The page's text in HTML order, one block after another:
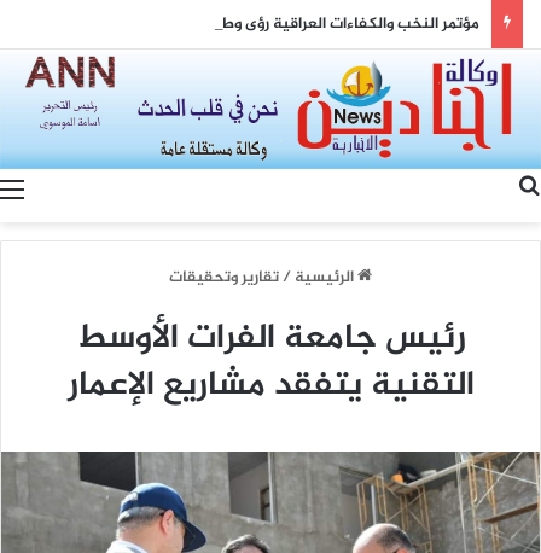
الرئيسية/تقارير وتحقيقات
رئيس جامعة الفرات الأوسط
التقنية يتفقد مشاريع الإعمار